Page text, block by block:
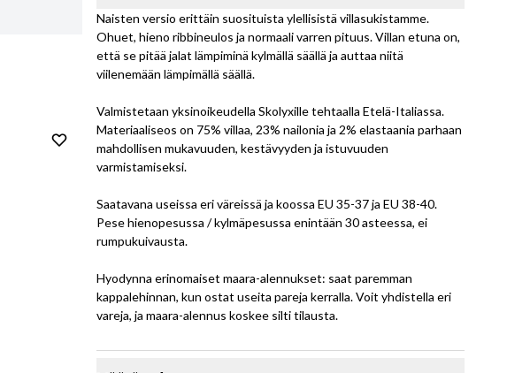
Naisten versio erittäin suosituista ylellisistä villasukistamme.
Ohuet, hieno ribbineulos ja normaali varren pituus. Villan etuna on,
että se pitää jalat lämpiminä kylmällä säällä ja auttaa niitä
viilenemään lämpimällä säällä.
Valmistetaan yksinoikeudella Skolyxille tehtaalla Etelä-Italiassa.
Materiaaliseos on 75% villaa, 23% nailonia ja 2% elastaania parhaan
mahdollisen mukavuuden, kestävyyden ja istuvuuden
varmistamiseksi.
Saatavana useissa eri väreissä ja koossa EU 35-37 ja EU 38-40.
Pese hienopesussa / kylmäpesussa enintään 30 asteessa, ei
rumpukuivausta.
Hyodynna erinomaiset maara-alennukset: saat paremman
kappalehinnan, kun ostat useita pareja kerralla. Voit yhdistella eri
vareja, ja maara-alennus koskee silti tilausta.